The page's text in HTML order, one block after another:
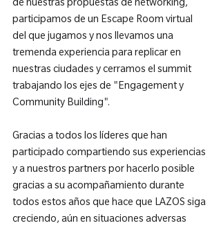
de nuestras propuestas de networking,
participamos de un Escape Room virtual
del que jugamos y nos llevamos una
tremenda experiencia para replicar en
nuestras ciudades y cerramos el summit
trabajando los ejes de "Engagement y
Community Building".
Gracias a todos los líderes que han
participado compartiendo sus experiencias
y a nuestros partners por hacerlo posible
gracias a su acompañamiento durante
todos estos años que hace que LAZOS siga
creciendo, aún en situaciones adversas